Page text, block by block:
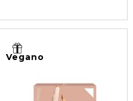
Vegano